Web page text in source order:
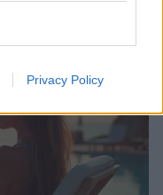
Privacy Policy